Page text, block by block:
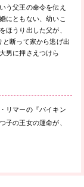
う父王の命令を伝え
にともない、幼いこ
ほうり出した父が、
と断って家から逃げ出
男に押さえつけら
リマーの『バイキン
子の王女の運命が、